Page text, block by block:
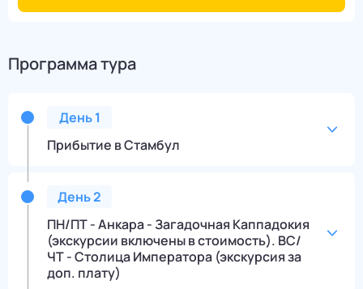
Программа тура
День1
Прибытие в Стамбул
День2
ПН/ПТ - Анкара - Загадочная Каппадокия
(экскурсии включены в стоимость). ВС/
ЧТ - Столица Императора (экскурсия за
доп. плату)